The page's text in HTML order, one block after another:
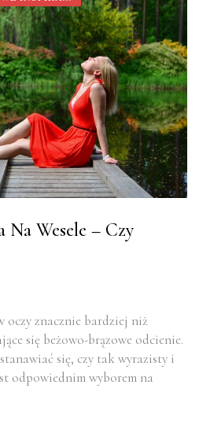
Na Wesele – Czy
oczy znacznie bardziej niż
się beżowo-brązowe odcienie.
się, czy tak wyrazisty i
odpowiednim wyborem na